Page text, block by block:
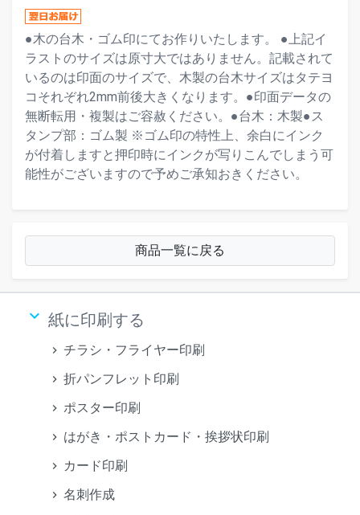
●木の台木・ゴム印にてお作りいたします。 ●上記イ
ラストのサイズは原寸大ではありません。記載されて
いるのは印面のサイズで、木製の台木サイズはタテヨ
コそれぞれ2mm前後大きくなります。●印面データの
無断転用・複製はご容赦ください。●台木：木製●ス
タンプ部：ゴム製 ※ゴム印の特性上、余白にインク
が付着しますと押印時にインクが写りこんでしまう可
能性がございますので予めご承知おきください。
商品一覧に戻る
keyboard_arrow_down 紙に印刷する
チラシ・フライヤー印刷
折パンフレット印刷
ポスター印刷
はがき・ポストカード・挨拶状印刷
カード印刷
名刺作成